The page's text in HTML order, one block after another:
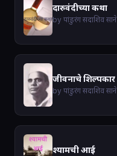
दारुवंदीच्या कथा
by पांडुरंग सदाशिव साने
जीवनाचे शिल्पकार
by पांडुरंग सदाशिव साने
श्यामची आई